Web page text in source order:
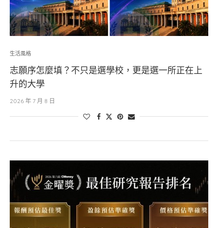
生活風格
志願序怎麼填？不只是選學校，更是選一所正在上
升的大學
2026 年 7 月 8 日